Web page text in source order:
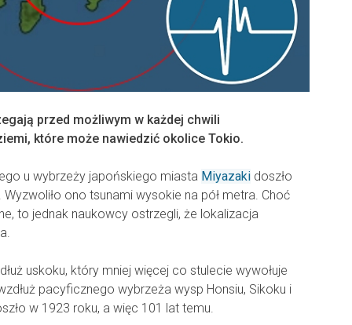
przed możliwym w każdej chwili
które może nawiedzić okolice Tokio.
u wybrzeży japońskiego miasta Miyazaki doszło
ono tsunami wysokie na pół metra. Choć
to jednak naukowcy ostrzegli, że lokalizacja
uskoku, który mniej więcej co stulecie wywołuje
pacyficznego wybrzeża wysp Honsiu, Sikoku i
w 1923 roku, a więc 101 lat temu.